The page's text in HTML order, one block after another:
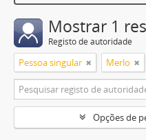
Mostrar 1
Registo de autoridade
Pessoa singular Merlo
Opções de